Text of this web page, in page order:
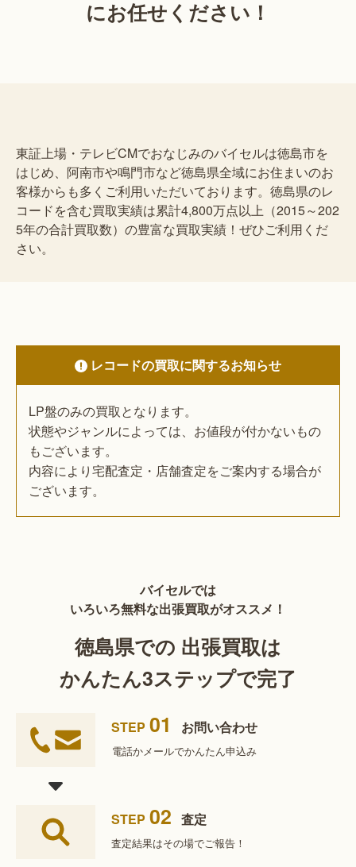
にお任せください！
東証上場・テレビCMでおなじみのバイセルは徳島市を
はじめ、阿南市や鳴門市など徳島県全域にお住まいのお
客様からも多くご利用いただいております。徳島県のレ
コードを含む買取実績は累計4,800万点以上（2015～202
5年の合計買取数）の豊富な買取実績！ぜひご利用くだ
さい。
レコードの買取に関するお知らせ
LP盤のみの買取となります。
状態やジャンルによっては、お値段が付かないもの
もございます。
内容により宅配査定・店舗査定をご案内する場合が
ございます。
バイセルでは
いろいろ無料な出張買取がオススメ！
徳島県での 出張買取は
かんたん3ステップで完了
STEP 01 お問い合わせ
電話かメールでかんたん申込み
STEP 02 査定
査定結果はその場でご報告！